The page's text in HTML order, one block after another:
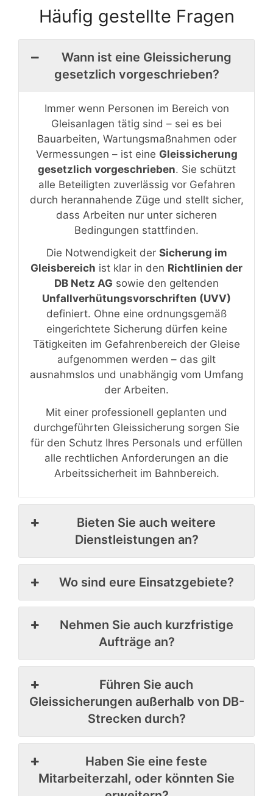
Häufig gestellte Fragen
Wann ist eine Gleissicherung
gesetzlich vorgeschrieben?
Immer wenn Personen im Bereich von
Gleisanlagen tätig sind – sei es bei
Bauarbeiten, Wartungsmaßnahmen oder
Vermessungen – ist eine Gleissicherung
gesetzlich vorgeschrieben. Sie schützt
alle Beteiligten zuverlässig vor Gefahren
durch herannahende Züge und stellt sicher,
dass Arbeiten nur unter sicheren
Bedingungen stattfinden.
Die Notwendigkeit der Sicherung im
Gleisbereich ist klar in den Richtlinien der
DB Netz AG sowie den geltenden
Unfallverhütungsvorschriften (UVV)
definiert. Ohne eine ordnungsgemäß
eingerichtete Sicherung dürfen keine
Tätigkeiten im Gefahrenbereich der Gleise
aufgenommen werden – das gilt
ausnahmslos und unabhängig vom Umfang
der Arbeiten.
Mit einer professionell geplanten und
durchgeführten Gleissicherung sorgen Sie
für den Schutz Ihres Personals und erfüllen
alle rechtlichen Anforderungen an die
Arbeitssicherheit im Bahnbereich.
Bieten Sie auch weitere
Dienstleistungen an?
Wo sind eure Einsatzgebiete?
Nehmen Sie auch kurzfristige
Aufträge an?
Führen Sie auch
Gleissicherungen außerhalb von DB-
Strecken durch?
Haben Sie eine feste
Mitarbeiterzahl, oder könnten Sie